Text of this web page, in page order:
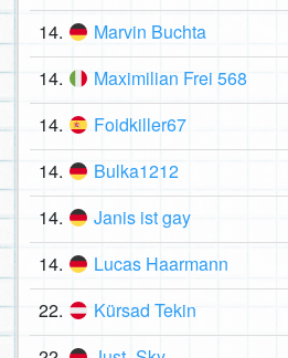
14. Marvin Buchta
14. Maximilian Frei 568
14. Foidkiller67
14. Bulka1212
14. Janis ist gay
14. Lucas Haarmann
22. Kürsad Tekin